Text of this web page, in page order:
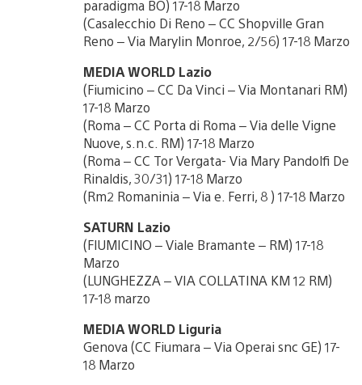
paradigma BO) 17-18 Marzo
(Casalecchio Di Reno – CC Shopville Gran
Reno – Via Marylin Monroe, 2/56) 17-18 Marzo
MEDIA WORLD Lazio
(Fiumicino – CC Da Vinci – Via Montanari RM)
17-18 Marzo
(Roma – CC Porta di Roma – Via delle Vigne
Nuove, s.n.c. RM) 17-18 Marzo
(Roma – CC Tor Vergata- Via Mary Pandolfi De
Rinaldis, 30/31) 17-18 Marzo
(Rm2 Romaninia – Via e. Ferri, 8 ) 17-18 Marzo
SATURN Lazio
(FIUMICINO – Viale Bramante – RM) 17-18
Marzo
(LUNGHEZZA – VIA COLLATINA KM 12 RM)
17-18 marzo
MEDIA WORLD Liguria
Genova (CC Fiumara – Via Operai snc GE) 17-
18 Marzo